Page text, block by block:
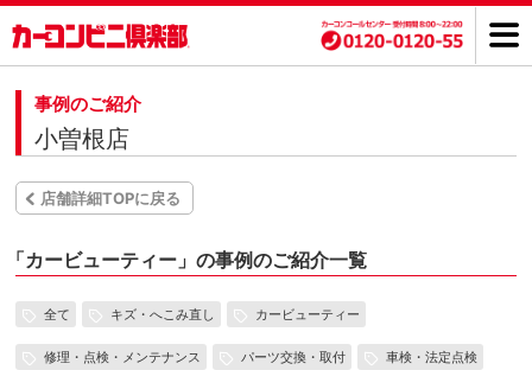
事例のご紹介
小曽根店
店舗詳細TOPに戻る
「カービューティー」の事例のご紹介一覧
全て キズ・へこみ直し カービューティー
修理・点検・メンテナンス パーツ交換・取付 車検・法定点検